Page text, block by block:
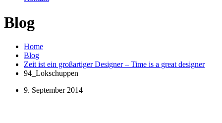
Blog
Home
Blog
Zeit ist ein großartiger Designer – Time is a great designer
94_Lokschuppen
9. September 2014